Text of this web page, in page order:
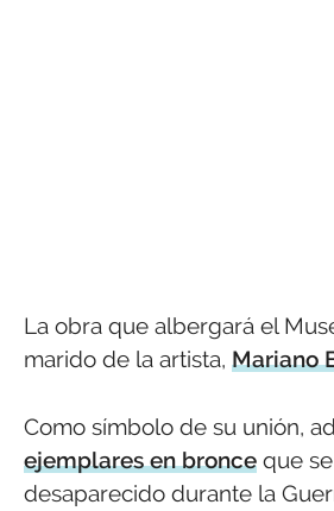
La obra que albergará el
marido de la artista, Mariano
Como símbolo de su unión,
ejemplares en bronce que
desaparecido durante la